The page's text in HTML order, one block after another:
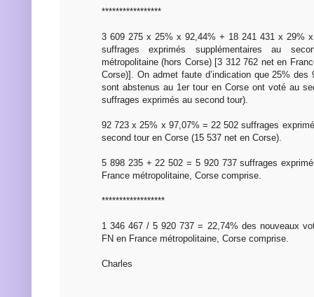
*****************
3 609 275 x 25% x 92,44% + 18 241 431 x 29%
suffrages exprimés supplémentaires au
métropolitaine (hors Corse) [3 312 762 net en
Corse)]. On admet faute d’indication que 25%
sont abstenus au 1er tour en Corse ont voté au
suffrages exprimés au second tour).
92 723 x 25% x 97,07% = 22 502 suffrages
second tour en Corse (15 537 net en Corse).
5 898 235 + 22 502 = 5 920 737 suffrages
France métropolitaine, Corse comprise.
******************
1 346 467 / 5 920 737 = 22,74% des nouveaux
FN en France métropolitaine, Corse comprise.
Charles